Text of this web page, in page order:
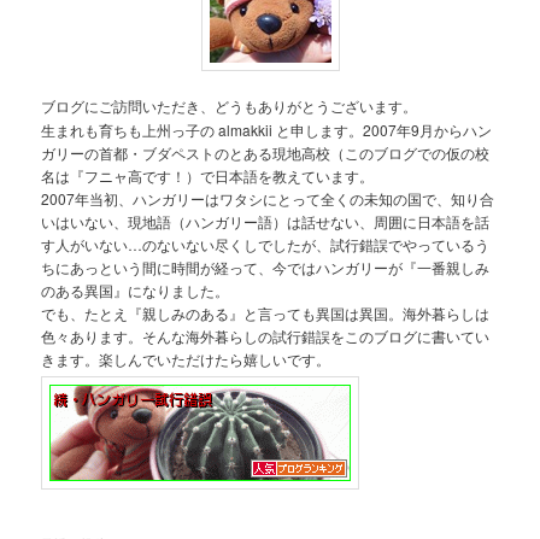
ブログにご訪問いただき、どうもありがとうございます。
生まれも育ちも上州っ子の almakkii と申します。2007年9月からハン
ガリーの首都・ブダペストのとある現地高校（このブログでの仮の校
名は『フニャ高です！）で日本語を教えています。
2007年当初、ハンガリーはワタシにとって全くの未知の国で、知り合
いはいない、現地語（ハンガリー語）は話せない、周囲に日本語を話
す人がいない…のないない尽くしでしたが、試行錯誤でやっているう
ちにあっという間に時間が経って、今ではハンガリーが『一番親しみ
のある異国』になりました。
でも、たとえ『親しみのある』と言っても異国は異国。海外暮らしは
色々あります。そんな海外暮らしの試行錯誤をこのブログに書いてい
きます。楽しんでいただけたら嬉しいです。